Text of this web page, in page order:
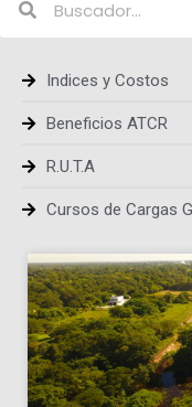
Indices y Costos
Beneficios ATCR
R.U.T.A
Cursos de Cargas